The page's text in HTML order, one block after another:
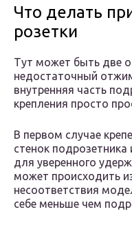
Что делать
розетки
Тут может быть две
недостаточный
внутренняя часть
крепления просто
В первом случае
стенок
для уверенного
может происходить
несоответствия
себе меньше чем